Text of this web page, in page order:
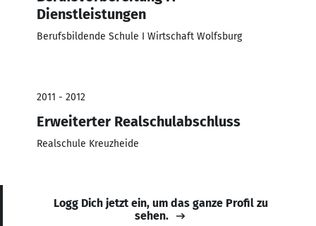
Dienstleistungen
Berufsbildende Schule I Wirtschaft Wolfsburg
2011 - 2012
Erweiterter Realschulabschluss
Realschule Kreuzheide
Logg Dich jetzt ein, um das ganze Profil zu
sehen.